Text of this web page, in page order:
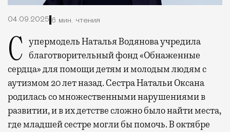
04.09.2025 6 мин. чтения
Супермодель Наталья Водянова учредила благотворительный фонд «Обнаженные
сердца» для помощи детям и молодым людям с
аутизмом 20 лет назад. Сестра Натальи Оксана
родилась со множественными нарушениями в
развитии, и в их детстве сложно было найти места,
где младшей сестре могли бы помочь. В октябре